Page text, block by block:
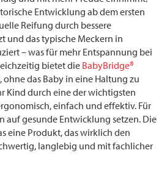
Entwicklung ab dem ersten
Reifung durch bessere
und das typische Meckern in
– was für mehr Entspannung bei
bietet die BabyBridge®
das Baby in eine Haltung zu
Kind durch eine der wichtigsten
einfach und effektiv. Für
auf gesunde Entwicklung setzen. Die
eine Produkt, das wirklich den
langlebig und mit fachlicher